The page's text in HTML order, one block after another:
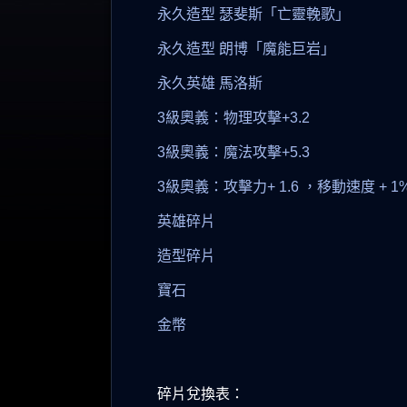
永久造型 瑟斐斯「亡靈輓歌」
永久造型 朗博「魔能巨岩」
永久英雄 馬洛斯
3級奧義：物理攻擊+3.2
3級奧義：魔法攻擊+5.3
3級奧義：攻擊力+ 1.6 ，移動速度 +
英雄碎片
造型碎片
寶石
金幣
碎片兌換表：